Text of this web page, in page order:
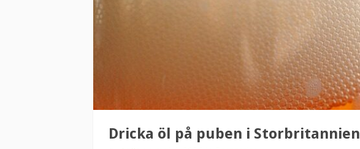
Dricka öl på puben i Storbritannien